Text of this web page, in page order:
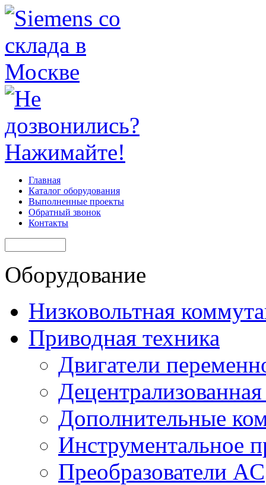
Главная
Каталог оборудования
Выполненные проекты
Обратный звонок
Контакты
Оборудование
Низковольтная
Приводная техника
Двигатели
Дополнительные
Инструментальное
Преобразователи AC